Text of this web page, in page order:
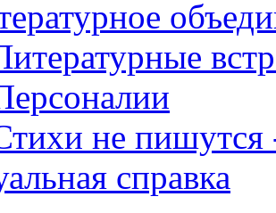
не пишутся
справка